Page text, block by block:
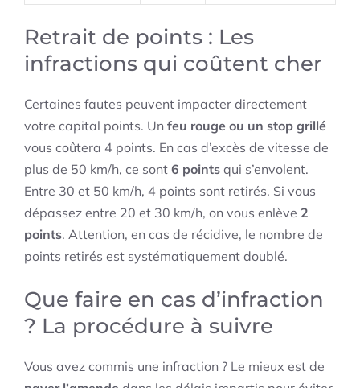
Retrait de points : Les
infractions qui coûtent cher
Certaines fautes peuvent impacter directement
votre capital points. Un feu rouge ou un stop grillé
vous coûtera 4 points. En cas d’excès de vitesse de
plus de 50 km/h, ce sont 6 points qui s’envolent.
Entre 30 et 50 km/h, 4 points sont retirés. Si vous
dépassez entre 20 et 30 km/h, on vous enlève 2
points. Attention, en cas de récidive, le nombre de
points retirés est systématiquement doublé.
Que faire en cas d’infraction
? La procédure à suivre
Vous avez commis une infraction ? Le mieux est de